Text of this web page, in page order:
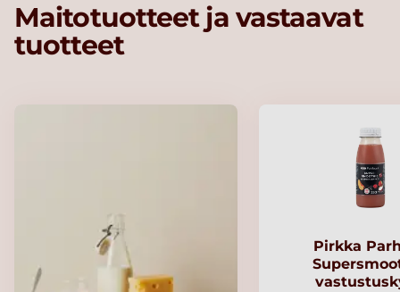
Maitotuotteet ja vastaavat
tuotteet
Pirkka